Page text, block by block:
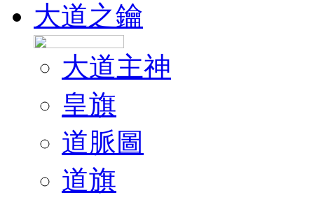
大道之鑰
大道主神
皇旗
道脈圖
道旗